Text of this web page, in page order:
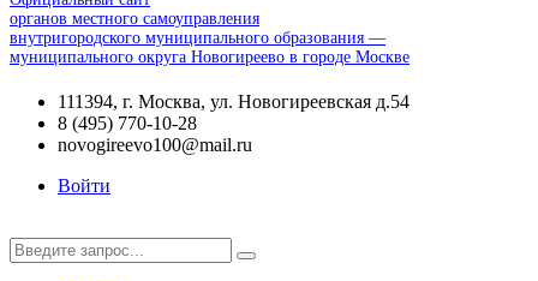
органов местного самоуправления
внутригородского муниципального образования —
муниципального округа Новогиреево в городе Москве
111394, г. Москва, ул. Новогиреевская д.54
8 (495) 770-10-28
novogireevo100@mail.ru
Войти